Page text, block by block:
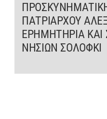
ΤΟ ΠΑΤΡΙΑΡΧΕΙΟ
ΠΑΤΡΙΑΡΧΟΥ
ΕΡΗΜΗΤΗΡΙΑ ΚΑΙ
ΝΗΣΙΩΝ ΣΟΛΟΦΚΙ